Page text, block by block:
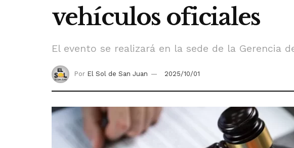
vehículos oficiales
El evento se realizará en la sede de la Gerencia
Por El Sol de San Juan 2025/10/01